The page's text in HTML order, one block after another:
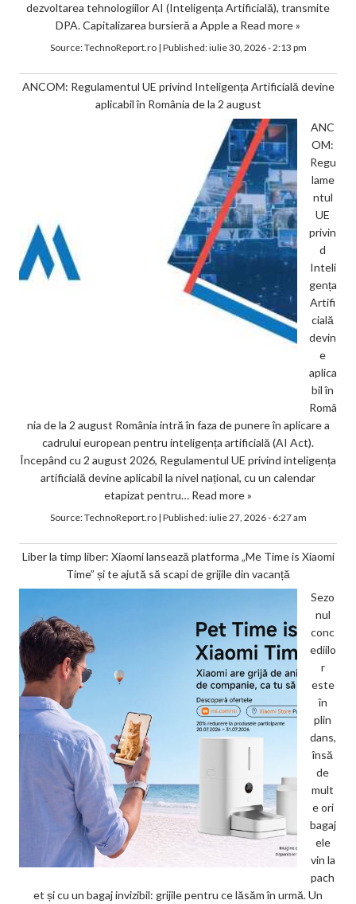
dezvoltarea tehnologiilor AI (Inteligența Artificială), transmite
DPA. Capitalizarea bursieră a Apple a Read more »
Source:TechnoReport.ro| Published:iulie 30, 2026 - 2:13 pm
ANCOM: Regulamentul UE privind Inteligența Artificială devine
aplicabil în România de la 2 august
ANC
OM:
Regu
lame
ntul
UE
privin
d
Inteli
gența
Artifi
cială
devin
e
aplica
bil în
Româ
nia de la 2 august România intră în faza de punere în aplicare a
cadrului european pentru inteligența artificială (AI Act).
Începând cu 2 august 2026, Regulamentul UE privind inteligența
artificială devine aplicabil la nivel național, cu un calendar
etapizat pentru… Read more »
Source:TechnoReport.ro| Published:iulie 27, 2026 - 6:27 am
Liber la timp liber: Xiaomi lansează platforma „Me Time is Xiaomi
Time” și te ajută să scapi de grijile din vacanță
Sezo
nul
conc
ediilo
r
este
în
plin
dans,
însă
de
mult
e ori
bagaj
ele
vin la
pach
et și cu un bagaj invizibil: grijile pentru ce lăsăm în urmă. Un